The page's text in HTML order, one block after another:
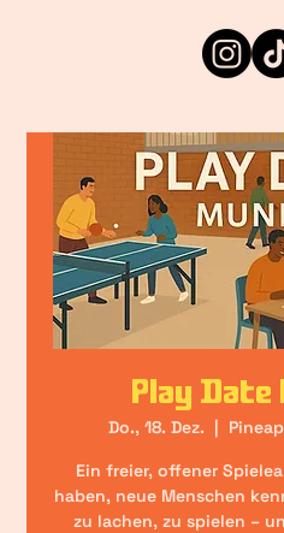
Play Date
Do., 18. Dez.
  |
Ein freier, offener
haben, neue Menschen
zu lachen, zu spielen –